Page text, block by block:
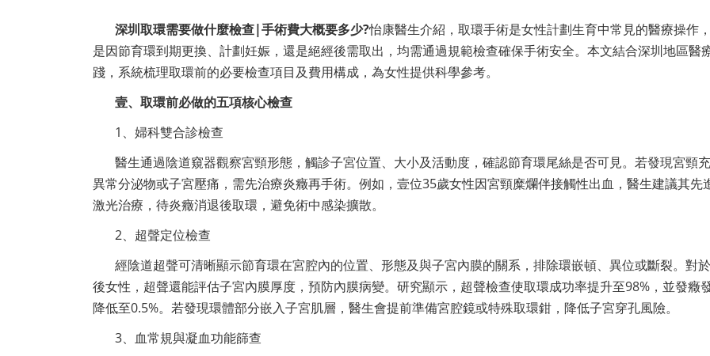
深圳取環需要做什麼檢查|手術費大概要多少?怡康醫生介紹，取環手術是女性計劃生育中常見的醫療操作
是因節育環到期更換、計劃妊娠，還是絕經後需取出，均需通過規範檢查確保手術安全。本文結合深圳地區醫
踐，系統梳理取環前的必要檢查項目及費用構成，為女性提供科學參考。
壹、取環前必做的五項核心檢查
1、婦科雙合診檢查
醫生通過陰道窺器觀察宮頸形態，觸診子宮位置、大小及活動度，確認節育環尾絲是否可見。若發現宮頸充
異常分泌物或子宮壓痛，需先治療炎癥再手術。例如，壹位35歲女性因宮頸糜爛伴接觸性出血，醫生建議其先
激光治療，待炎癥消退後取環，避免術中感染擴散。
2、超聲定位檢查
經陰道超聲可清晰顯示節育環在宮腔內的位置、形態及與子宮內膜的關系，排除環嵌頓、異位或斷裂。對
後女性，超聲還能評估子宮內膜厚度，預防內膜病變。研究顯示，超聲檢查使取環成功率提升至98%，並發癥
降低至0.5%。若發現環體部分嵌入子宮肌層，醫生會提前準備宮腔鏡或特殊取環鉗，降低子宮穿孔風險。
3、血常規與凝血功能篩查